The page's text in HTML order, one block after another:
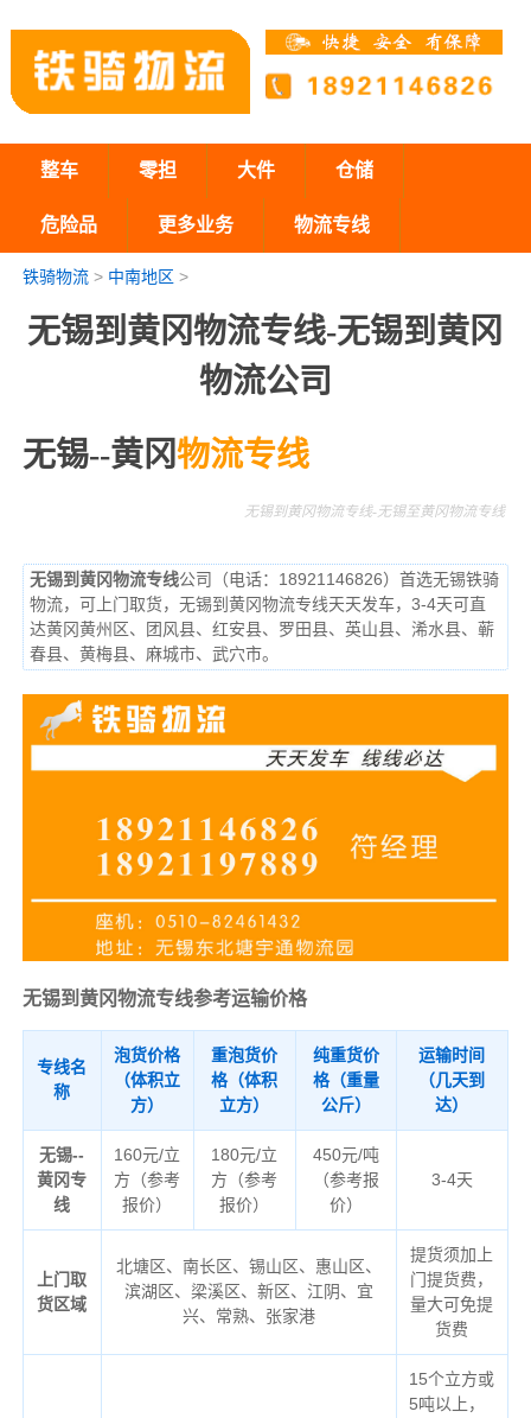
整车 零担 大件 仓储
危险品 更多业务 物流专线
铁骑物流> 中南地区 >
无锡到黄冈物流专线-无锡到黄冈
物流公司
无锡--黄冈物流专线
无锡到黄冈物流专线-无锡至黄冈物流专线
无锡到黄冈物流专线公司（电话：18921146826）首选无锡铁骑
物流，可上门取货，无锡到黄冈物流专线天天发车，3-4天可直
达黄冈黄州区、团风县、红安县、罗田县、英山县、浠水县、蕲
春县、黄梅县、麻城市、武穴市。
无锡到黄冈物流专线参考运输价格
专线名
称
泡货价格
（体积立
方）
重泡货价
格（体积
立方）
纯重货价
格（重量
公斤）
运输时间
（几天到
达）
无锡--
黄冈专
线
160元/立
方（参考
报价）
180元/立
方（参考
报价）
450元/吨
（参考报
价）
3-4天
上门取
货区域
北塘区、南长区、锡山区、惠山区、
滨湖区、梁溪区、新区、江阴、宜
兴、常熟、张家港
提货须加上
门提货费，
量大可免提
货费
15个立方或
5吨以上，